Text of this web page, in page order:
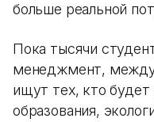
больше реальной
Пока тысячи
менеджмент,
ищут тех, кто
образования,